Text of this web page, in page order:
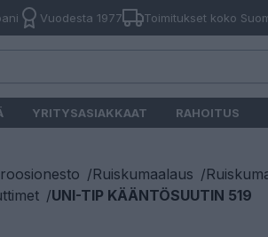
Vuodesta 1977 Toimitukset koko
YRITYSASIAKKAAT RAHOITUS
/Ruiskumaalaus /
/UNI-TIP KÄÄNTÖSUUTIN 519